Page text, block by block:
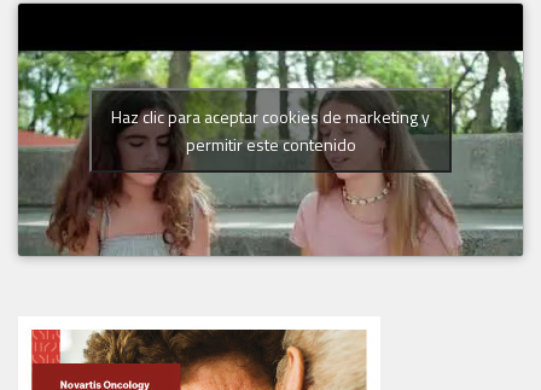
Haz clic para aceptar cookies de marketing y
permitir este contenido